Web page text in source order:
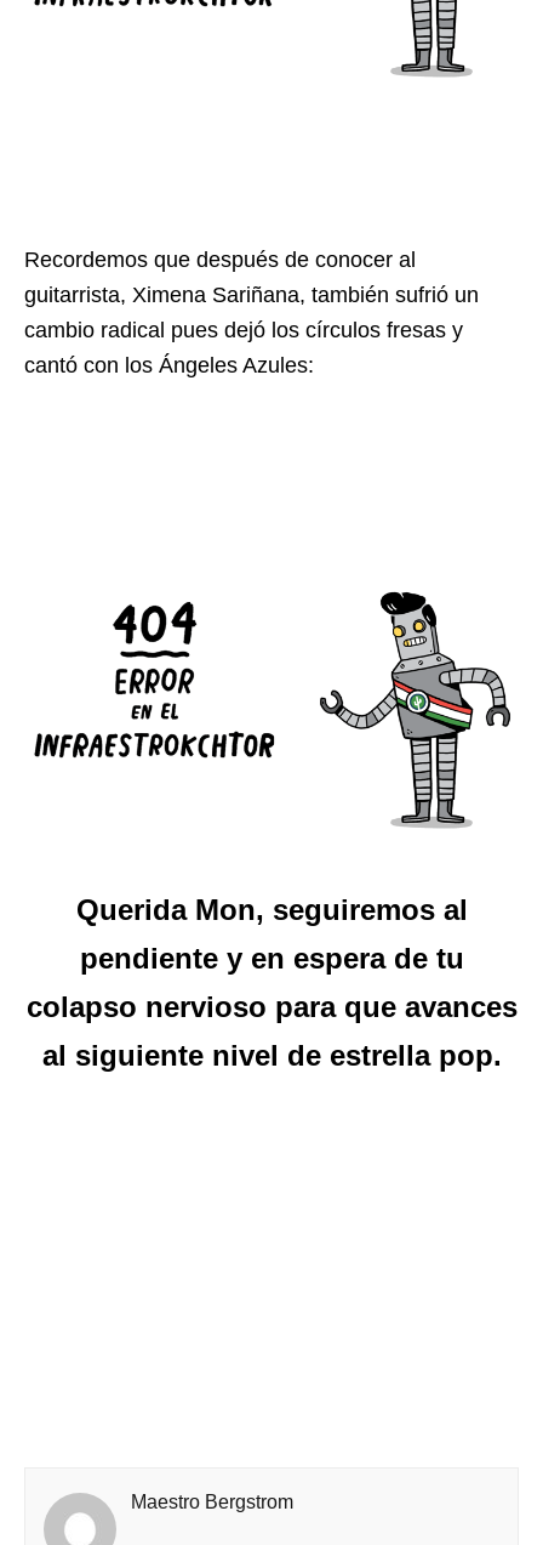
Recordemos que después de conocer al
guitarrista, Ximena Sariñana, también sufrió un
cambio radical pues dejó los círculos fresas y
cantó con los Ángeles Azules:
Querida Mon, seguiremos al
pendiente y en espera de tu
colapso nervioso para que avances
al siguiente nivel de estrella pop.
Maestro Bergstrom